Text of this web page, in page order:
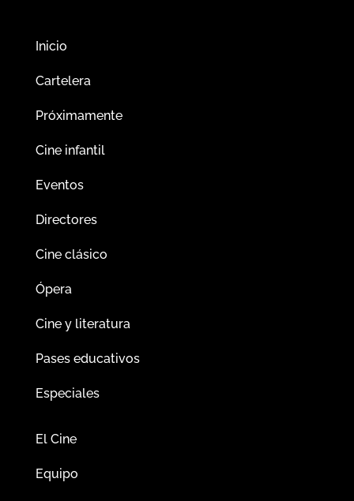
Inicio
Cartelera
Próximamente
Cine infantil
Eventos
Directores
Cine clásico
Ópera
Cine y literatura
Pases educativos
Especiales
El Cine
Equipo